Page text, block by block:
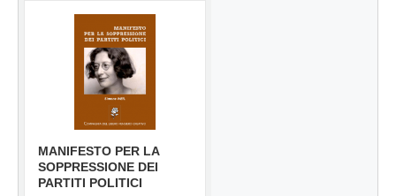
MANIFESTO PER LA
SOPPRESSIONE DEI
PARTITI POLITICI